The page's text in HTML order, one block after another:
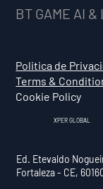
Politica de
Terms &
Cookie Policy
XPER GLOBAL
Ed. Etevaldo
Fortaleza - CE,